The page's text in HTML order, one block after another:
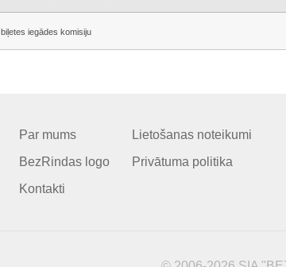
iegādes komisiju
Par mums
BezRindas logo
Kontakti
Lietošanas noteikumi
Privātuma politika